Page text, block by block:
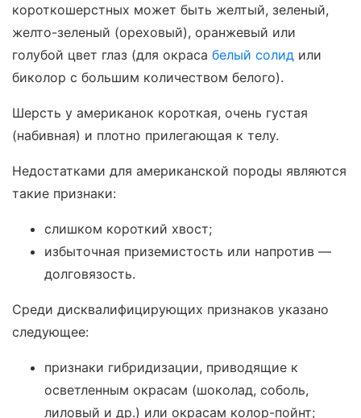
короткошерстных может быть желтый, зеленый,
желто-зеленый (ореховый), оранжевый или
голубой цвет глаз (для окраса белый солид или
биколор с большим количеством белого).
Шерсть у американок короткая, очень густая
(набивная) и плотно прилегающая к телу.
Недостатками для американской породы являются
такие признаки:
слишком короткий хвост;
избыточная приземистость или напротив —
долговязость.
Среди дисквалифицирующих признаков указано
следующее:
признаки гибридизации, приводящие к
осветленным окрасам (шоколад, соболь,
лиловый и др.) или окрасам колор-пойнт;